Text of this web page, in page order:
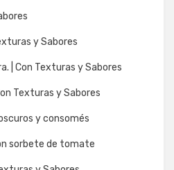
y Sabores
| Con Texturas y Sabores
Texturas y Sabores
y consomés
sorbete de tomate